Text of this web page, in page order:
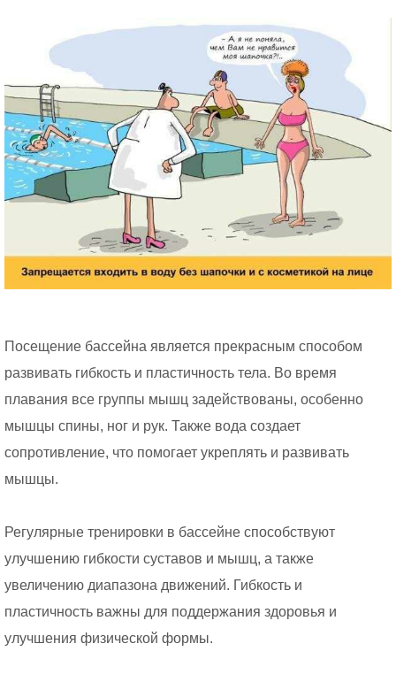
Посещение бассейна является прекрасным способом
развивать гибкость и пластичность тела. Во время
плавания все группы мышц задействованы, особенно
мышцы спины, ног и рук. Также вода создает
сопротивление, что помогает укреплять и развивать
мышцы.
Регулярные тренировки в бассейне способствуют
улучшению гибкости суставов и мышц, а также
увеличению диапазона движений. Гибкость и
пластичность важны для поддержания здоровья и
улучшения физической формы.